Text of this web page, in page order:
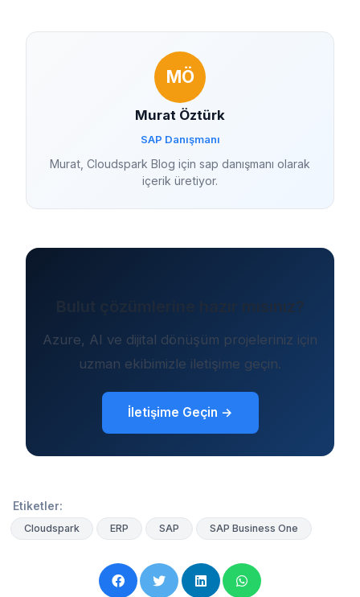
MÖ
Murat Öztürk
SAP Danışmanı
Murat, Cloudspark Blog için sap danışmanı olarak
içerik üretiyor.
Bulut çözümlerine hazır mısınız?
Azure, AI ve dijital dönüşüm projeleriniz için
uzman ekibimizle iletişime geçin.
İletişime Geçin →
Etiketler:
Cloudspark ERP SAP SAP Business One